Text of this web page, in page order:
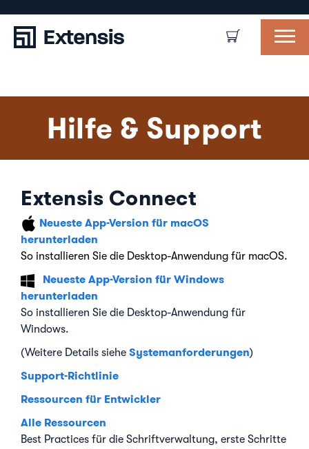
Hilfe & Support
Extensis Connect
Neueste App-Version für macOS
herunterladen
So installieren Sie die Desktop-Anwendung für macOS.
Neueste App-Version für Windows
herunterladen
So installieren Sie die Desktop-Anwendung für
Windows.
(Weitere Details siehe Systemanforderungen)
Support-Richtlinie
Ressourcen für Entwickler
Alle Ressourcen
Best Practices für die Schriftverwaltung, erste Schritte